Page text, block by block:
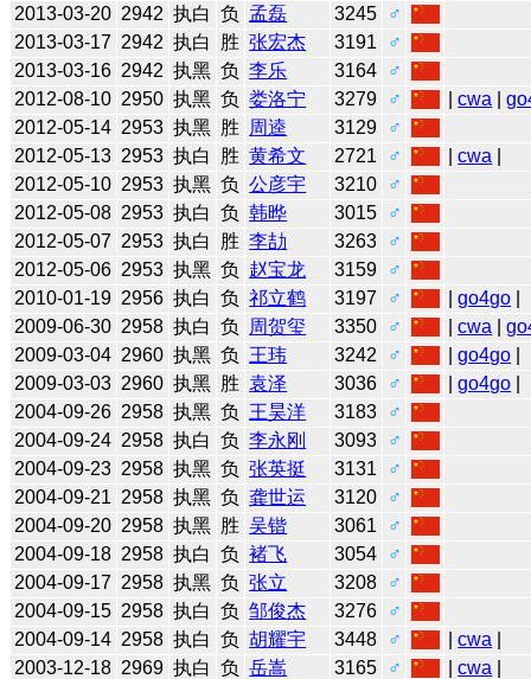
2013-03-20 2942 执白 负 孟磊 3245
♂
2013-03-17 2942 执白 胜 张宏杰 3191
♂
2013-03-16 2942 执黑 负 李乐 3164
♂
2012-08-10 2950 执黑 负 娄洛宁 3279 ♂ |cwa |
2012-05-14 2953 执黑 胜 周逵 3129
♂
2012-05-13 2953 执白 胜 黄希文 2721 ♂ |cwa
2012-05-10 2953 执黑 负 公彦宇 3210
♂
2012-05-08 2953 执白 负 韩晔 3015
♂
2012-05-07 2953 执白 胜 李劼 3263
♂
2012-05-06 2953 执黑 负 赵宝龙 3159
♂
2010-01-19 2956 执白 负 祁立鹤 3197 ♂ |go4go
2009-06-30 2958 执白 负 周贺玺 3350 ♂ |cwa |
2009-03-04 2960 执黑 负 王玮 3242 ♂ |go4go
2009-03-03 2960 执黑 胜 袁泽 3036 ♂ |go4go
2004-09-26 2958 执黑 负 王昊洋 3183
♂
2004-09-24 2958 执白 负 李永刚 3093
♂
2004-09-23 2958 执黑 负 张英挺 3131
♂
2004-09-21 2958 执黑 负 龚世运 3120
♂
2004-09-20 2958 执黑 胜 吴锴 3061
♂
2004-09-18 2958 执白 负 褚飞 3054
♂
2004-09-17 2958 执黑 负 张立 3208
♂
2004-09-15 2958 执白 负 邹俊杰 3276
♂
2004-09-14 2958 执白 负 胡耀宇 3448 ♂ |cwa
2003-12-18 2969 执白 负 岳嵩 3165 ♂ |cwa